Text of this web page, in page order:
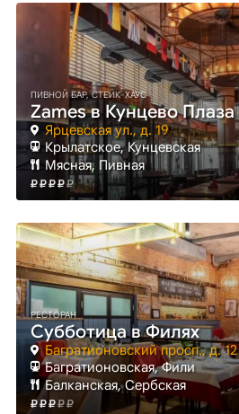
ПИВНОЙ БАР, СТЕЙК-ХАУС
Zames в Кунцево Плаза
Ярцевская ул., д. 19
Крылатское, Кунцевская
Мясная, Пивная
РЕСТОРАН
Субботица в Филях
Багратионовский просп., д. 12
Багратионовская, Фили
Балканская, Сербская